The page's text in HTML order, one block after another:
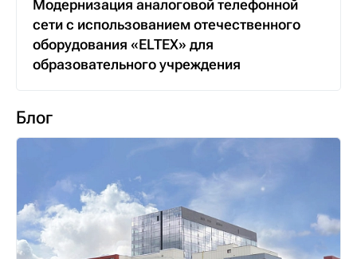
Модернизация аналоговой телефонной
сети с использованием отечественного
оборудования «ELTEX» для
образовательного учреждения
Блог